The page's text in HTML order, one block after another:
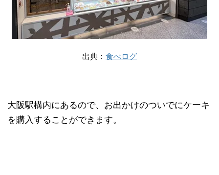
出典： 食べログ
大阪駅構内にあるので、お出かけのついでにケーキ
を購入することができます。